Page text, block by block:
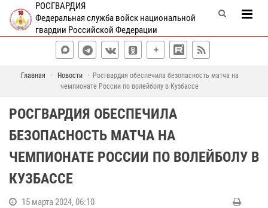
РОСГВАРДИЯ
Федеральная служба войск национальной
гвардии Российской Федерации
Главная Новости
Росгвардия обеспечила безопасность матча на
чемпионате России по волейболу в Кузбассе
РОСГВАРДИЯ ОБЕСПЕЧИЛА
БЕЗОПАСНОСТЬ МАТЧА НА
ЧЕМПИОНАТЕ РОССИИ ПО ВОЛЕЙБОЛУ В
КУЗБАССЕ
15 марта 2024, 06:10